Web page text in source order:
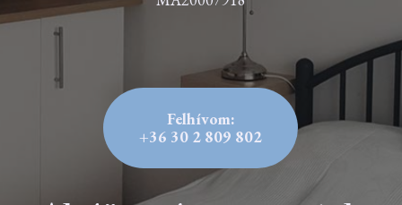
Felhívom:
+36 30 2 809 802